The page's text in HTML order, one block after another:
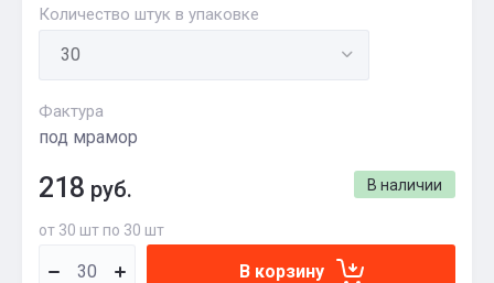
Количество штук в упаковке
Фактура
под мрамор
В наличии
218 руб.
от 30 шт по 30 шт
В корзину